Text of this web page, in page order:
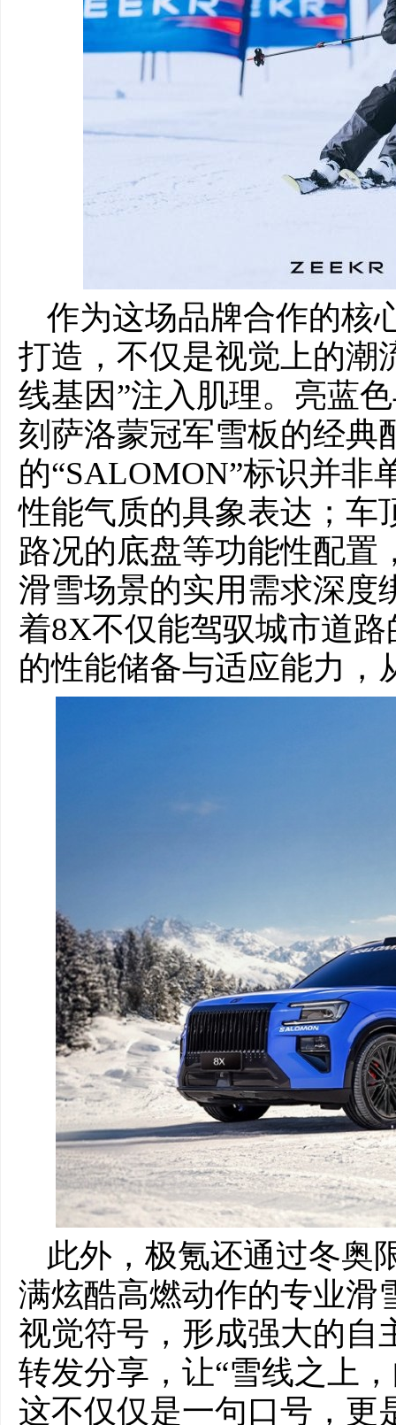
作为这场品牌合作的核
打造，不仅是视觉上的潮
线基因”注入肌理。亮蓝
刻萨洛蒙冠军雪板的经典
的“SALOMON”标识并非
性能气质的具象表达；车
路况的底盘等功能性配置
滑雪场景的实用需求深度
着8X不仅能驾驭城市道
的性能储备与适应能力，
此外，极氪还通过冬奥
满炫酷高燃动作的专业滑
视觉符号，形成强大的自
转发分享，让“雪线之上
这不仅仅是一句口号，更